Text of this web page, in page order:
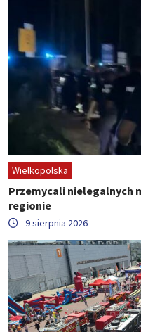
Wielkopolska
Przemycali nielegalnych
regionie
9 sierpnia 2026